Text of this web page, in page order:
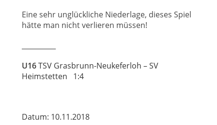
Eine sehr unglückliche Niederlage, dieses Spiel
hätte man nicht verlieren müssen!
U16TSV Grasbrunn-Neukeferloh – SV
Heimstetten 1:4
Datum: 10.11.2018